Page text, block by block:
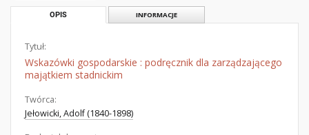
OPIS INFORMACJE
Tytuł:
Wskazówki gospodarskie : podręcznik dla zarządzającego
majątkiem stadnickim
Twórca:
Jełowicki, Adolf (1840-1898)